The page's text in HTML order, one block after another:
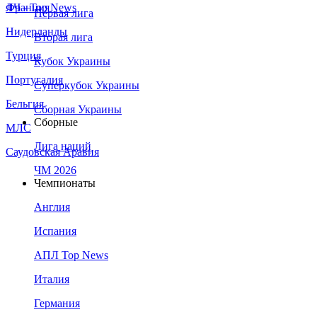
Франция
Нидерланды
Турция
Португалия
Бельгия
МЛС
Саудовская Аравия
ЛЧ - Top News
Первая лига
Вторая лига
Кубок Украины
Суперкубок Украины
Сборная Украины
Сборные
Лига наций
ЧМ 2026
Чемпионаты
Англия
Испания
АПЛ Top News
Италия
Германия